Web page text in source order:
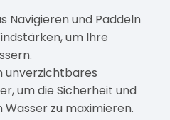
Navigieren und Paddeln
um Ihre
unverzichtbares
um die Sicherheit und
zu maximieren.